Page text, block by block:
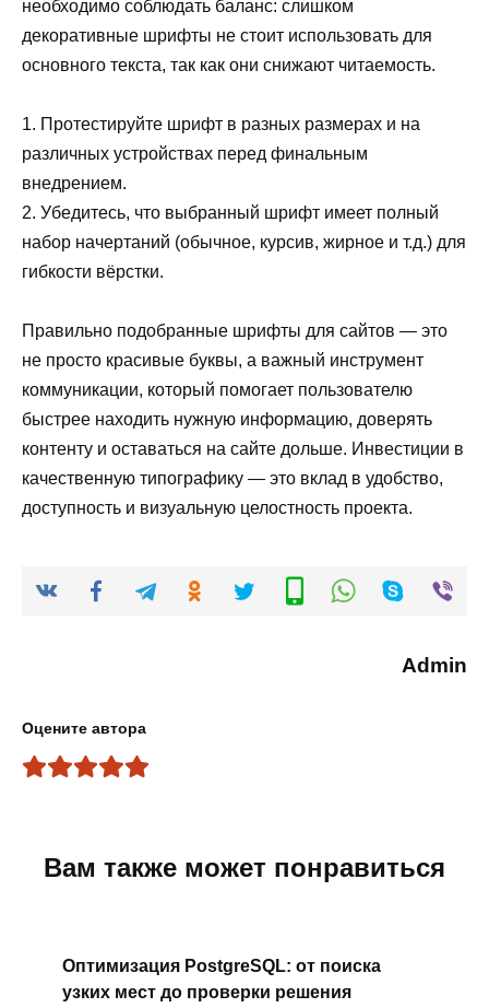
необходимо соблюдать баланс: слишком
декоративные шрифты не стоит использовать для
основного текста, так как они снижают читаемость.
1. Протестируйте шрифт в разных размерах и на
различных устройствах перед финальным
внедрением.
2. Убедитесь, что выбранный шрифт имеет полный
набор начертаний (обычное, курсив, жирное и т.д.) для
гибкости вёрстки.
Правильно подобранные шрифты для сайтов — это
не просто красивые буквы, а важный инструмент
коммуникации, который помогает пользователю
быстрее находить нужную информацию, доверять
контенту и оставаться на сайте дольше. Инвестиции в
качественную типографику — это вклад в удобство,
доступность и визуальную целостность проекта.
Admin
Оцените автора
Вам также может понравиться
Оптимизация PostgreSQL: от поиска
узких мест до проверки решения